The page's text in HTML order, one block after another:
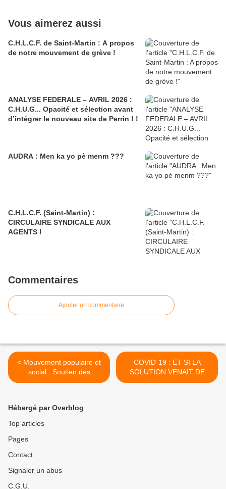
Vous aimerez aussi
C.H.L.C.F. de Saint-Martin : A propos
de notre mouvement de grève !
ANALYSE FEDERALE – AVRIL 2026 :
C.H.U.G... Opacité et sélection avant
d’intégrer le nouveau site de Perrin ! !
AUDRA : Men ka yo pè menm ???
C.H.L.C.F. (Saint-Martin) :
CIRCULAIRE SYNDICALE AUX
AGENTS !
Commentaires
Ajouter un commentaire
< Mouvement populaire et
social : Soutien des
camarades de la CGT
COVID-19 : ET SI LA
SOLUTION VENAIT DE
CUBA ? >
Hébergé par Overblog
Top articles
Pages
Contact
Signaler un abus
C.G.U.